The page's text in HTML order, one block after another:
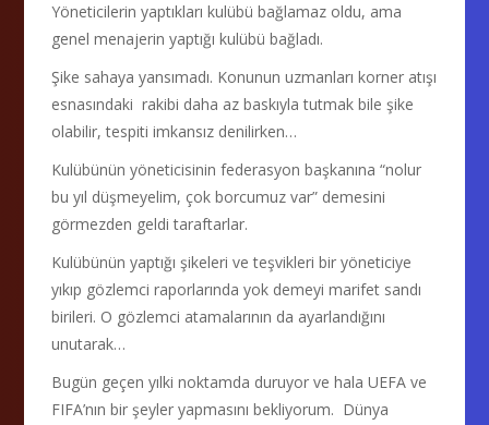
Yöneticilerin yaptıkları kulübü bağlamaz oldu, ama
genel menajerin yaptığı kulübü bağladı.
Şike sahaya yansımadı. Konunun uzmanları korner atışı
esnasındaki rakibi daha az baskıyla tutmak bile şike
olabilir, tespiti imkansız denilirken…
Kulübünün yöneticisinin federasyon başkanına “nolur
bu yıl düşmeyelim, çok borcumuz var” demesini
görmezden geldi taraftarlar.
Kulübünün yaptığı şikeleri ve teşvikleri bir yöneticiye
yıkıp gözlemci raporlarında yok demeyi marifet sandı
birileri. O gözlemci atamalarının da ayarlandığını
unutarak…
Bugün geçen yılki noktamda duruyor ve hala UEFA ve
FIFA’nın bir şeyler yapmasını bekliyorum. Dünya